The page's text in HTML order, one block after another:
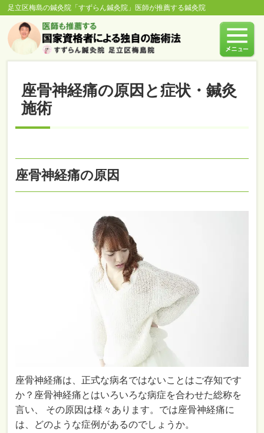
足立区梅島の鍼灸院「すずらん鍼灸院」医師が推薦する鍼灸院
座骨神経痛の原因と症状・鍼灸
施術
座骨神経痛の原因
座骨神経痛は、正式な病名ではないことはご存知です
か？座骨神経痛とはいろいろな病症を合わせた総称を
言い、 その原因は様々あります。では座骨神経痛に
は、どのような症例があるのでしょうか。